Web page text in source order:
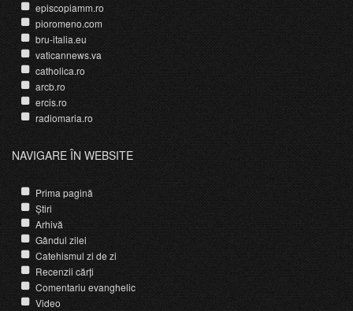
episcopiamm.ro
pioromeno.com
bru-italia.eu
vaticannews.va
catholica.ro
arcb.ro
ercis.ro
radiomaria.ro
NAVIGARE ÎN WEBSITE
Prima pagină
Știri
Arhivă
Gândul zilei
Catehismul zi de zi
Recenzii cărți
Comentariu evanghelic
Video